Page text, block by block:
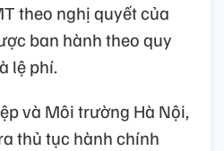
theo nghị quyết của
ban hành theo quy
lệ phí.
và Môi trường Hà Nội,
thủ tục hành chính